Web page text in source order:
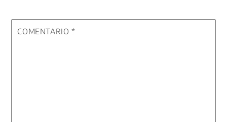
COMENTARIO*